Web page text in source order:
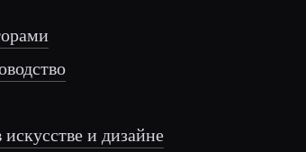
и дизайне